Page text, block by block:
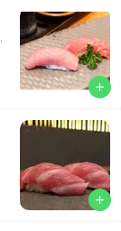
add
add